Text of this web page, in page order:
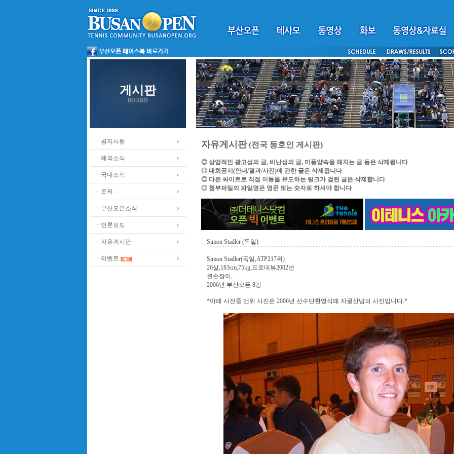
게시판
BOARD
ㆍ공지사항
ㆍ해외소식
ㆍ국내소식
ㆍ토픽
ㆍ부산오픈소식
ㆍ언론보도
ㆍ자유게시판
ㆍ이벤트
자유게시판(전국 동호인 게시판)
◎ 상업적인 광고성의 글, 비난성의 글, 미풍양속을 해치는 글 등은 삭제됩니다
◎ 대회공지(안내/결과/사진)에 관한 글은 삭제됩니다
◎ 다른 싸이트로 직접 이동을 유도하는 링크가 걸린 글은 삭제합니다
◎ 첨부파일의 파일명은 영문 또는 숫자로 하셔야 합니다
Simon Stadler (독일)
Simon Stadler(독일,ATP217위)
26살,183cm,75kg,프로데뷰2002년
왼손잡이,
2006년 부산오픈 8강
*아래 사진중 맨위 사진은 2006년 선수단환영식때 자굴산님의 사진입니다.*